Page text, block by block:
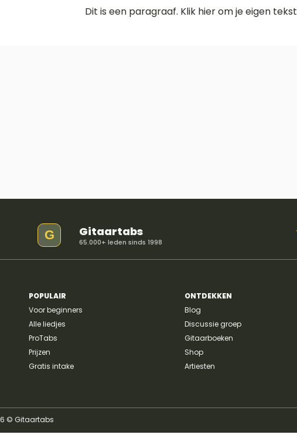
Dit is een paragraaf. Klik hier om je eigen
G Gitaartabs
65.000+ leden sinds 1998
POPULAIR
Voor beginners
Alle liedjes
ProTabs
Prijzen
Gratis intake
ONTDEKKEN
Blog
Discussie groep
Gitaarboeken
Shop
Artiesten
© Gitaartabs